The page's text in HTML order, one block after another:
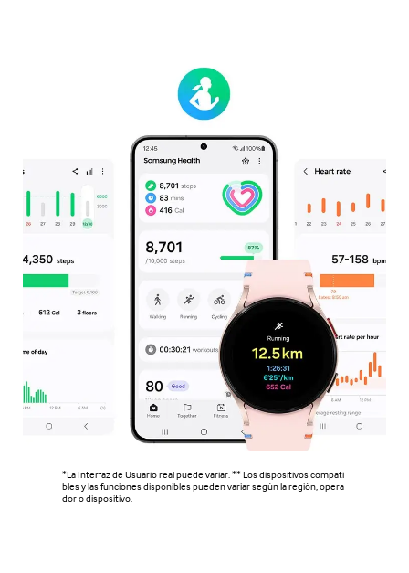
*La Interfaz de Usuario real puede variar. ** Los dispositivos compati
bles y las funciones disponibles pueden variar según la región, opera
dor o dispositivo.